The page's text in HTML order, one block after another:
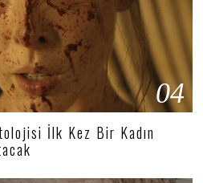
04
İlk Kez Bir Kadın